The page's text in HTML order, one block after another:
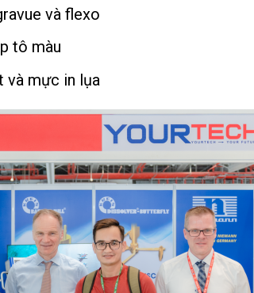
và flexo
tô màu
và mực in lụa